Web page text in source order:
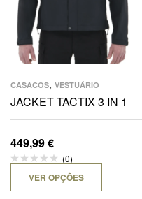
CASACOS, VESTUÁRIO
JACKET TACTIX 3 IN 1
449,99€
(0)
VER OPÇÕES